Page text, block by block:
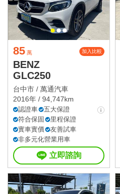
85 萬 加入比較
BENZ
GLC250
台中市 / 萬通汽車
2016年 / 94,747km
認證車
五大保證
符合保固
里程保證
實車實價
友善試車
非多元化營業用車
立即諮詢